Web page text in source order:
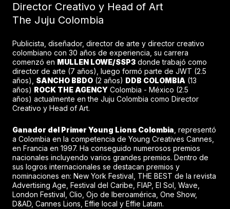
Director Creativo y Head of Art
The Juju Colombia
Publicista, diseñador, director de arte y director creativo
colombiano con 30 años de experiencia, su carrera
comenzó en MULLEN LOWE/SSP3 donde trabajó como
director de arte (7 años), luego formó parte de JWT (2.5
años), SANCHO BBDO (2 años) DDB COLOMBIA (13
años) ROCK THE AGENCY Colombia - México (2.5
años) actualmente en the Juju Colombia como Director
Creativo y Head of Art.
Ganador del Primer Young Lions Colombia, representó
a Colombia en la competencia de Young Creatives Cannes,
en Francia en 1997. Ha conseguido numerosos premios
nacionales incluyendo varios grandes premios. Dentro de
sus logros internacionales se destacan premios y
nominaciones en: New York Festival, THE BEST de la revista
Advertising Age, Festival del Caribe, FIAP, El Sol, Wave,
London Festival, Clio, Ojo de Iberoamérica, One Show,
D&AD, Cannes Lions, Effie local y Effie Latam.